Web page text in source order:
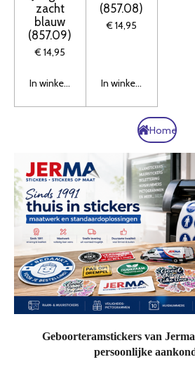
zacht
blauw
(857.09)
€ 14,95
In winkelwagen
(857.08)
€ 14,95
In winkelwagen
Home
Geboorteramstickers van
persoonlijke